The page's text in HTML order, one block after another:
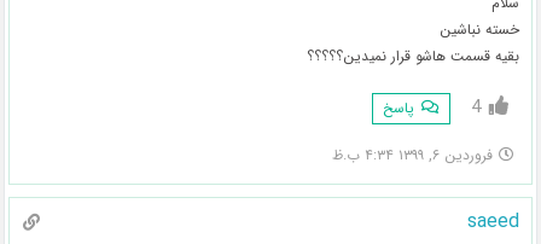
خسته نباشین
بقیه قسمت هاشو قرار نمیدین؟؟؟؟؟
4 پاسخ
فروردین ۶, ۱۳۹۹ ۴:۳۴ ب.ظ
saeed